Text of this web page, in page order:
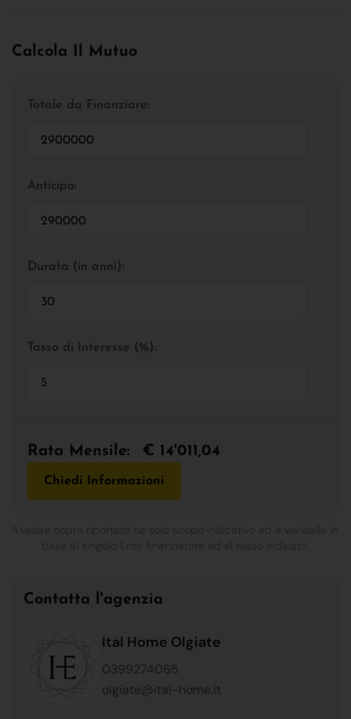
Calcola Il Mutuo
Totale da Finanziare:
Anticipo:
Durata (in anni):
Tasso di Interesse (%):
Rata Mensile: € 14'011,04
Chiedi Informazioni
Contatta l'agenzia
Ital Home Olgiate
0399274065
olgiate@ital-home.it